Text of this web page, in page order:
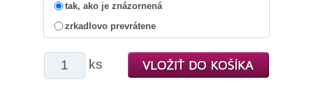
tak, ako je znázornená
zrkadlovo prevrátene
ks